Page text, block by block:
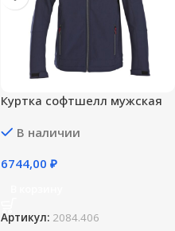
Куртка софтшелл мужская
В наличии
6744,00 ₽
Артикул: 2084.406